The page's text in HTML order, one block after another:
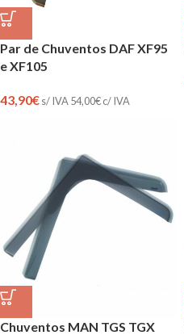
Par de Chuventos DAF XF95
e XF105
43,90€s/ IVA 54,00€c/ IVA
Chuventos MAN TGS TGX